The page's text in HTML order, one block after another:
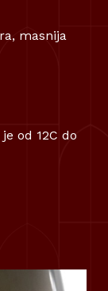
masnija
od 12C do